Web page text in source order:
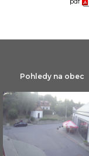
Pohledy na obec